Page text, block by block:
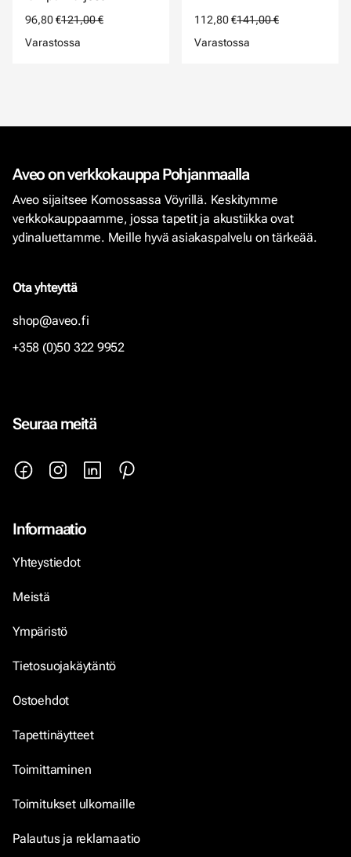
96,80 €121,00 €
Varastossa
112,80 €141,00 €
Varastossa
Aveo on verkkokauppa Pohjanmaalla
Aveo sijaitsee Komossassa Vöyrillä. Keskitymme
verkkokauppaamme, jossa tapetit ja akustiikka ovat
ydinaluettamme. Meille hyvä asiakaspalvelu on tärkeää.
Ota yhteyttä
shop@aveo.fi
+358 (0)50 322 9952
Seuraa meitä
Informaatio
Yhteystiedot
Meistä
Ympäristö
Tietosuojakäytäntö
Ostoehdot
Tapettinäytteet
Toimittaminen
Toimitukset ulkomaille
Palautus ja reklamaatio